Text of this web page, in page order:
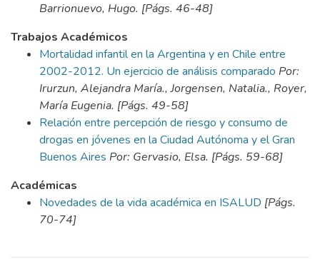
Barrionuevo, Hugo. [Págs. 46-48]
Trabajos Académicos
Mortalidad infantil en la Argentina y en Chile entre
2002-2012. Un ejercicio de análisis comparado Por:
Irurzun, Alejandra María., Jorgensen, Natalia., Royer,
María Eugenia. [Págs. 49-58]
Relación entre percepción de riesgo y consumo de
drogas en jóvenes en la Ciudad Autónoma y el Gran
Buenos Aires Por: Gervasio, Elsa. [Págs. 59-68]
Académicas
Novedades de la vida académica en ISALUD [Págs.
70-74]